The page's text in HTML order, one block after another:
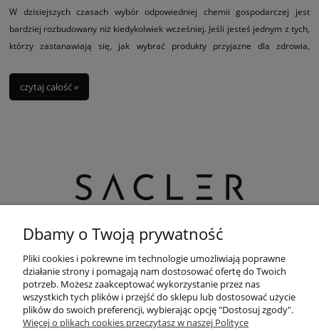
W dzisiejszych czasach wybór odpowiedniej chemii gospodarczej jest
bardziej rozbudowany niż kiedykolwiek wcześniej. Jeśli jesteś jednym z tych,
którzy zastanawiają się, jak wybrać produkty przyjazne dla zdrowia,
rozwiązania!
czytaj całość »
+48 888 220 070
adres:Sacler sp. z o.o. ul. Toruńska 151,
85-880 Bydgoszcz
Dbamy o Twoją prywatność
Pliki cookies i pokrewne im technologie umożliwiają poprawne
działanie strony i pomagają nam dostosować ofertę do Twoich
potrzeb. Możesz zaakceptować wykorzystanie przez nas
wszystkich tych plików i przejść do sklepu lub dostosować użycie
plików do swoich preferencji, wybierając opcję "Dostosuj zgody".
Więcej o plikach cookies przeczytasz w naszej Polityce